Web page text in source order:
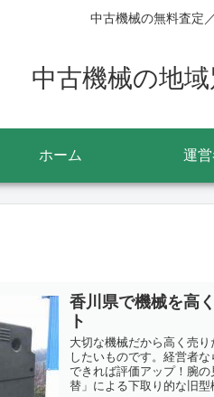
中古機械の無料査定
中古機械の地
ホーム 運
香川県で機械を高
ト
大切な機械だから高く売
したいものです。経営者
できれば評価アップ！腕
替」による下取り的な旧型